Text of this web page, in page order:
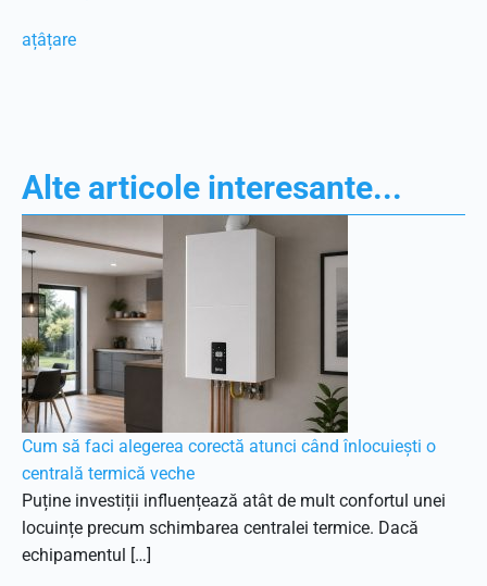
ațâțare
Alte articole interesante...
Cum să faci alegerea corectă atunci când înlocuiești o
centrală termică veche
Puține investiții influențează atât de mult confortul unei
locuințe precum schimbarea centralei termice. Dacă
echipamentul […]